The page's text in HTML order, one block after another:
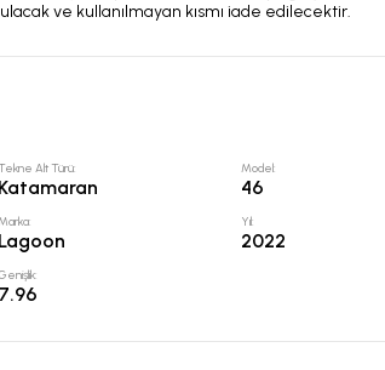
ve kullanılmayan kısmı iade edilecektir.
Alt Türü:
Katamaran
Model:
46
:
Lagoon
Yıl:
2022
:
7.96